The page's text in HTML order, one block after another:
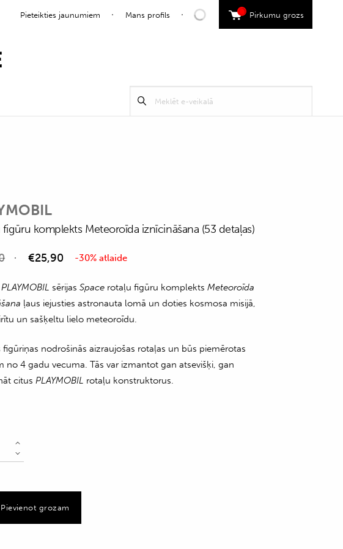
Pieteikties jaunumiem Mans profils Pirkumu grozs
0
Meklēt
figūru komplekts Meteoroīda iznīcināšana (53 detaļas)
€25,90 -30% atlaide
PLAYMOBILsērijasSpace rotaļu figūru komplektsMeteoroīda
ļaus iejusties astronauta lomā un doties kosmosa misijā,
un sašķeltu lielo meteoroīdu.
figūriņas nodrošinās aizraujošas rotaļas un būs piemērotas
no 4 gadu vecuma. Tās var izmantot gan atsevišķi, gan
citusPLAYMOBIL rotaļu konstruktorus.
Pievienot grozam